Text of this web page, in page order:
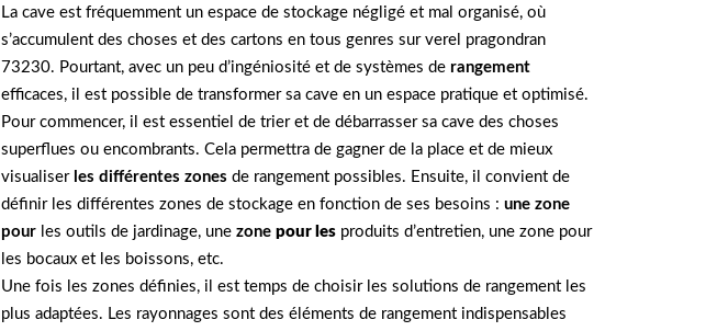
La cave est fréquemment un espace de stockage négligé et mal organisé, où
s’accumulent des choses et des cartons en tous genres sur verel pragondran
73230. Pourtant, avec un peu d’ingéniosité et de systèmes de rangement
efficaces, il est possible de transformer sa cave en un espace pratique et optimisé.
Pour commencer, il est essentiel de trier et de débarrasser sa cave des choses
superflues ou encombrants. Cela permettra de gagner de la place et de mieux
visualiser les différentes zones de rangement possibles. Ensuite, il convient de
définir les différentes zones de stockage en fonction de ses besoins : une zone
pour les outils de jardinage, une zone pour les produits d’entretien, une zone pour
les bocaux et les boissons, etc.
Une fois les zones définies, il est temps de choisir les solutions de rangement les
plus adaptées. Les rayonnages sont des éléments de rangement indispensables